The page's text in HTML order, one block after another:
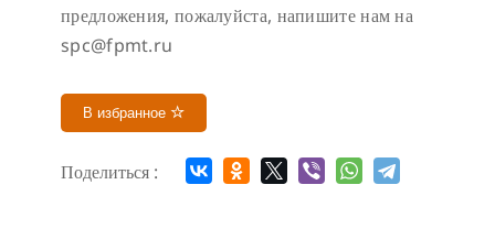
предложения, пожалуйста, напишите нам на
spc@fpmt.ru
В избранное
Поделиться :